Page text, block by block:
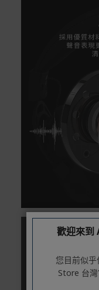
信用卡分期
率/滿1萬享
銀行帳戶轉
LINEPAY(含
Apple Pay：
Samsung
置
歡迎來到
您目前似
Store 台灣